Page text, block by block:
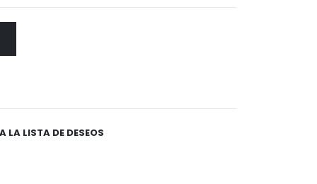
LA LISTA DE DESEOS